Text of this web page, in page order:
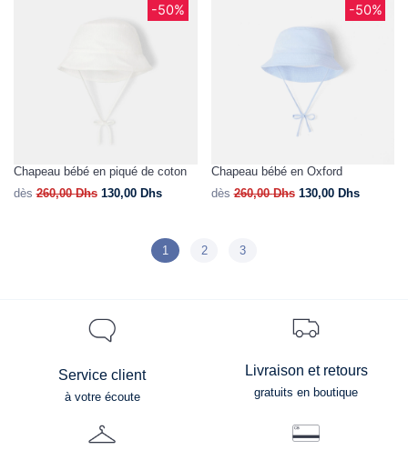
-50%
Chapeau bébé en piqué de coton
dès 260,00Dhs 130,00 Dhs
-50%
Chapeau bébé en Oxford
dès 260,00Dhs 130,00 Dhs
1 2 3
Service client
à votre écoute
Livraison et retours
gratuits en boutique